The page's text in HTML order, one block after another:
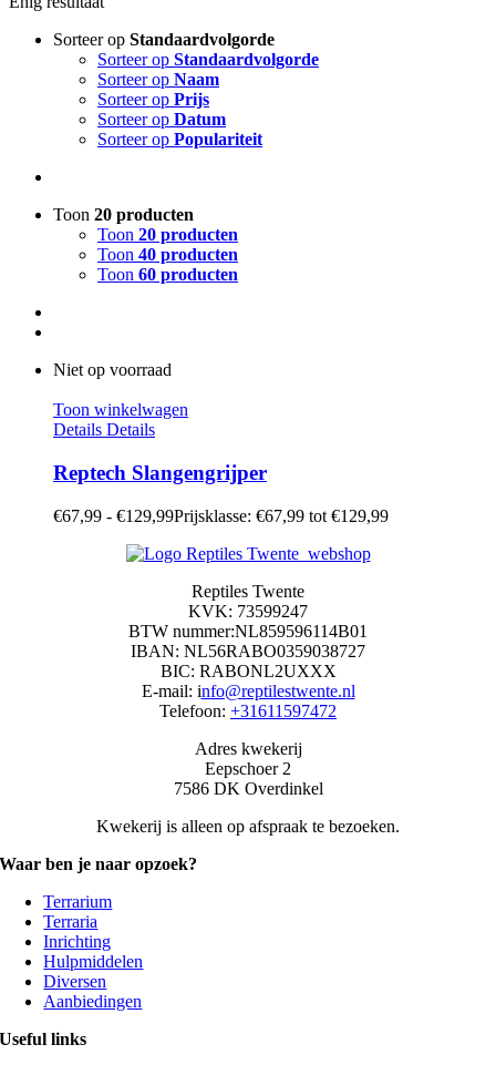
Sorteer op Standaardvolgorde
Sorteer op Standaardvolgorde
Sorteer op Naam
Sorteer op Prijs
Sorteer op Datum
Sorteer op Populariteit
Toon 20 producten
Toon 20 producten
Toon 40 producten
Toon 60 producten
Niet op voorraad
Toon winkelwagen
Details Details
Reptech Slangengrijper
€67,99 - €129,99Prijsklasse: €67,99 tot €129,99
Reptiles Twente
KVK: 73599247
BTW nummer:NL859596114B01
IBAN: NL56RABO0359038727
BIC: RABONL2UXXX
E-mail: info@reptilestwente.nl
Telefoon: +31611597472
Adres kwekerij
Eepschoer 2
7586 DK Overdinkel
Kwekerij is alleen op afspraak te bezoeken.
Waar ben je naar opzoek?
Terrarium
Terraria
Inrichting
Hulpmiddelen
Diversen
Aanbiedingen
Useful links